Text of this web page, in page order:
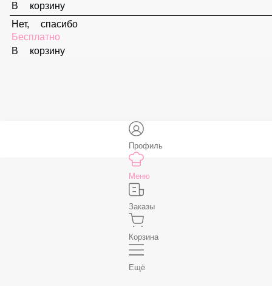
Соус «Ореховый»
59 ₽
В корзину
Профиль
Меню